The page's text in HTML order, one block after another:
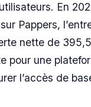
En
Pappers,
nette de
pour une
l’accès de